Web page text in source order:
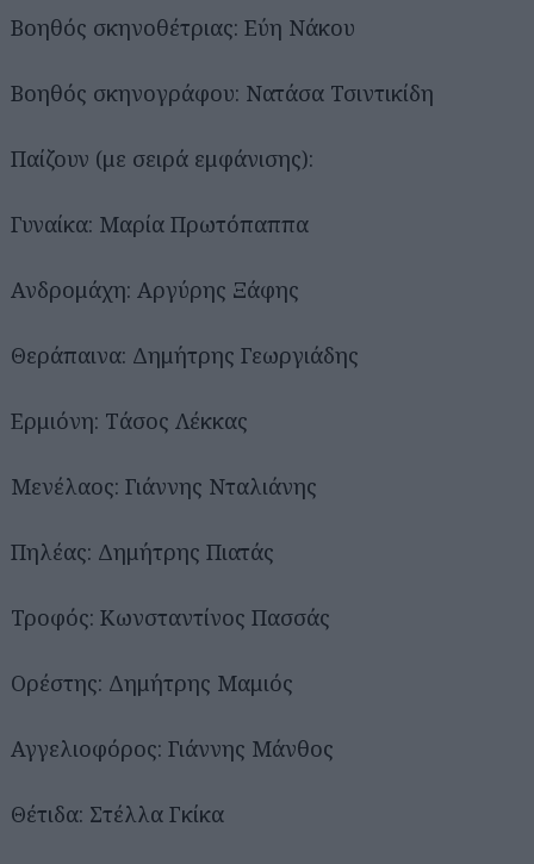
Βοηθός σκηνοθέτριας: Εύη Νάκου
Βοηθός σκηνογράφου: Νατάσα Τσιντικίδη
Παίζουν (με σειρά εμφάνισης):
Γυναίκα: Μαρία Πρωτόπαππα
Ανδρομάχη: Αργύρης Ξάφης
Θεράπαινα: Δημήτρης Γεωργιάδης
Ερμιόνη: Τάσος Λέκκας
Μενέλαος: Γιάννης Νταλιάνης
Πηλέας: Δημήτρης Πιατάς
Τροφός: Κωνσταντίνος Πασσάς
Ορέστης: Δημήτρης Μαμιός
Αγγελιοφόρος: Γιάννης Μάνθος
Θέτιδα: Στέλλα Γκίκα